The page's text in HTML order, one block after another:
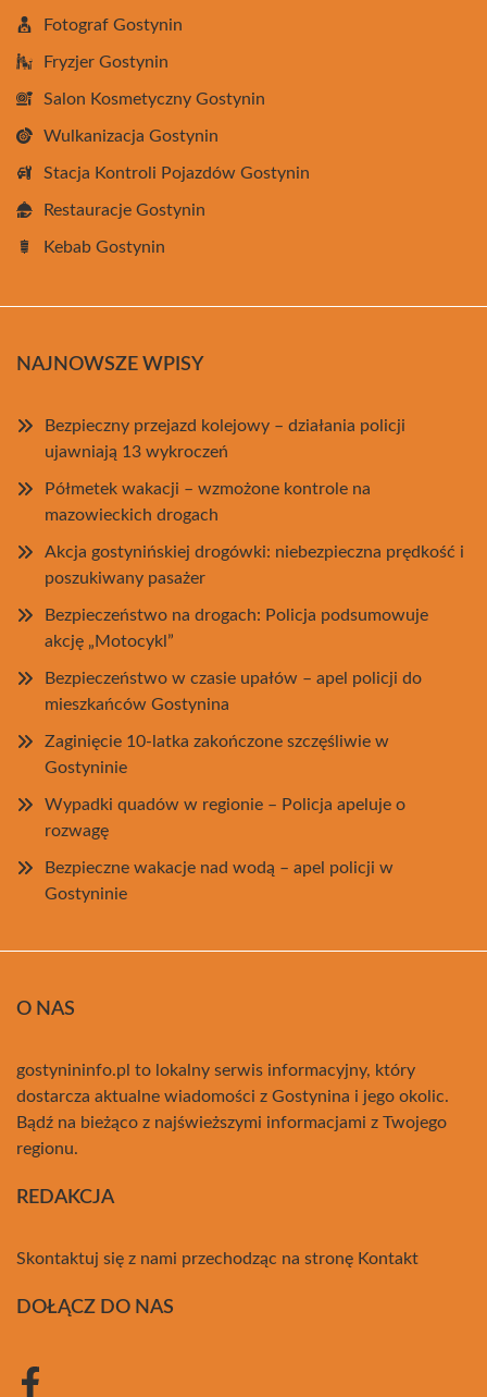
Fotograf Gostynin
Fryzjer Gostynin
Salon Kosmetyczny Gostynin
Wulkanizacja Gostynin
Stacja Kontroli Pojazdów Gostynin
Restauracje Gostynin
Kebab Gostynin
NAJNOWSZE WPISY
Bezpieczny przejazd kolejowy – działania policji
ujawniają 13 wykroczeń
Półmetek wakacji – wzmożone kontrole na
mazowieckich drogach
Akcja gostynińskiej drogówki: niebezpieczna prędkość i
poszukiwany pasażer
Bezpieczeństwo na drogach: Policja podsumowuje
akcję „Motocykl”
Bezpieczeństwo w czasie upałów – apel policji do
mieszkańców Gostynina
Zaginięcie 10-latka zakończone szczęśliwie w
Gostyninie
Wypadki quadów w regionie – Policja apeluje o
rozwagę
Bezpieczne wakacje nad wodą – apel policji w
Gostyninie
O NAS
gostynininfo.pl to lokalny serwis informacyjny, który
dostarcza aktualne wiadomości z Gostynina i jego okolic.
Bądź na bieżąco z najświeższymi informacjami z Twojego
regionu.
REDAKCJA
Skontaktuj się z nami przechodząc na stronę Kontakt
DOŁĄCZ DO NAS